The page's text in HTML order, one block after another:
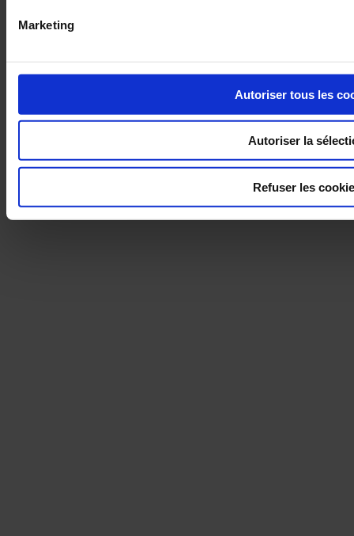
Marketing
Autoriser tous les
Autoriser la
Refuser les
Restauration collective : à lire avant de se lancer !